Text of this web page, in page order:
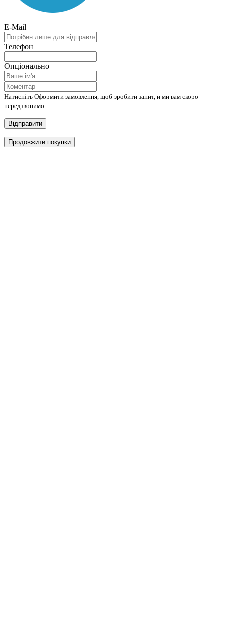
E-Mail
Телефон
Опціонально
Натисніть Оформити замовлення, щоб зробити запит, и ми вам скоро
передзвонимо
Відправити
Продовжити покупки